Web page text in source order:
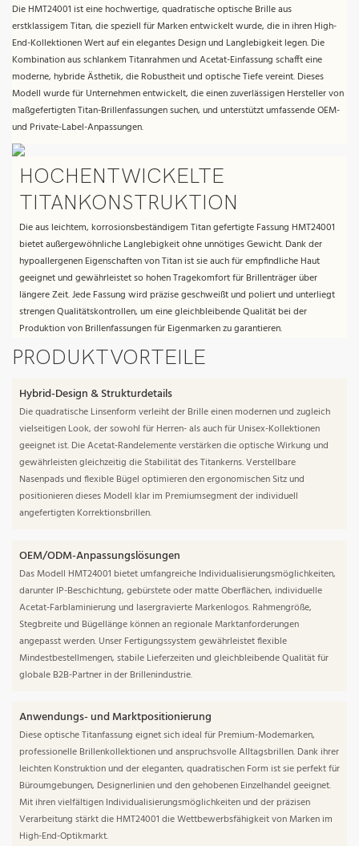
Die HMT24001 ist eine hochwertige, quadratische optische Brille aus
erstklassigem Titan, die speziell für Marken entwickelt wurde, die in ihren High-
End-Kollektionen Wert auf ein elegantes Design und Langlebigkeit legen. Die
Kombination aus schlankem Titanrahmen und Acetat-Einfassung schafft eine
moderne, hybride Ästhetik, die Robustheit und optische Tiefe vereint. Dieses
Modell wurde für Unternehmen entwickelt, die einen zuverlässigen Hersteller von
maßgefertigten Titan-Brillenfassungen suchen, und unterstützt umfassende OEM-
und Private-Label-Anpassungen.
HOCHENTWICKELTE
TITANKONSTRUKTION
Die aus leichtem, korrosionsbeständigem Titan gefertigte Fassung HMT24001
bietet außergewöhnliche Langlebigkeit ohne unnötiges Gewicht. Dank der
hypoallergenen Eigenschaften von Titan ist sie auch für empfindliche Haut
geeignet und gewährleistet so hohen Tragekomfort für Brillenträger über
längere Zeit. Jede Fassung wird präzise geschweißt und poliert und unterliegt
strengen Qualitätskontrollen, um eine gleichbleibende Qualität bei der
Produktion von Brillenfassungen für Eigenmarken zu garantieren.
PRODUKTVORTEILE
Hybrid-Design & Strukturdetails
Die quadratische Linsenform verleiht der Brille einen modernen und zugleich
vielseitigen Look, der sowohl für Herren- als auch für Unisex-Kollektionen
geeignet ist. Die Acetat-Randelemente verstärken die optische Wirkung und
gewährleisten gleichzeitig die Stabilität des Titankerns. Verstellbare
Nasenpads und flexible Bügel optimieren den ergonomischen Sitz und
positionieren dieses Modell klar im Premiumsegment der individuell
angefertigten Korrektionsbrillen.
OEM/ODM-Anpassungslösungen
Das Modell HMT24001 bietet umfangreiche Individualisierungsmöglichkeiten,
darunter IP-Beschichtung, gebürstete oder matte Oberflächen, individuelle
Acetat-Farblaminierung und lasergravierte Markenlogos. Rahmengröße,
Stegbreite und Bügellänge können an regionale Marktanforderungen
angepasst werden. Unser Fertigungssystem gewährleistet flexible
Mindestbestellmengen, stabile Lieferzeiten und gleichbleibende Qualität für
globale B2B-Partner in der Brillenindustrie.
Anwendungs- und Marktpositionierung
Diese optische Titanfassung eignet sich ideal für Premium-Modemarken,
professionelle Brillenkollektionen und anspruchsvolle Alltagsbrillen. Dank ihrer
leichten Konstruktion und der eleganten, quadratischen Form ist sie perfekt für
Büroumgebungen, Designerlinien und den gehobenen Einzelhandel geeignet.
Mit ihren vielfältigen Individualisierungsmöglichkeiten und der präzisen
Verarbeitung stärkt die HMT24001 die Wettbewerbsfähigkeit von Marken im
High-End-Optikmarkt.